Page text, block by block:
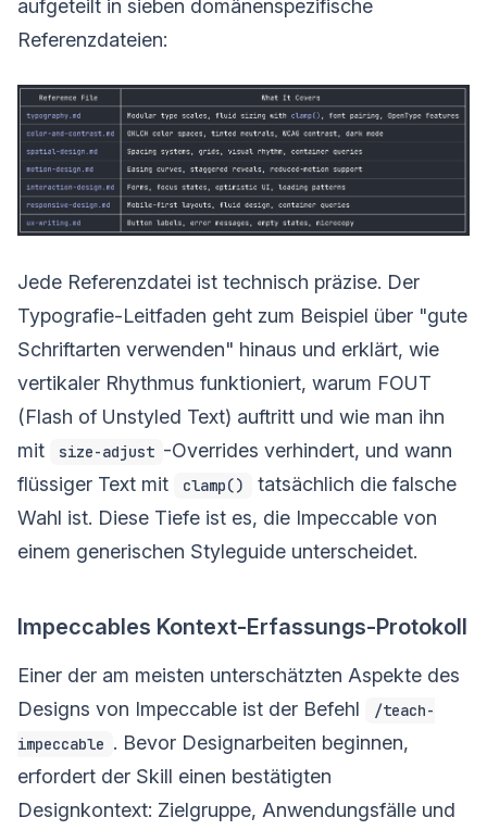
aufgeteilt in sieben domänenspezifische
Referenzdateien:
Jede Referenzdatei ist technisch präzise. Der
Typografie-Leitfaden geht zum Beispiel über "gute
Schriftarten verwenden" hinaus und erklärt, wie
vertikaler Rhythmus funktioniert, warum FOUT
(Flash of Unstyled Text) auftritt und wie man ihn
mit
size-adjust -Overrides verhindert, und wann
flüssiger Text mit
clamp()
tatsächlich die falsche
Wahl ist. Diese Tiefe ist es, die Impeccable von
einem generischen Styleguide unterscheidet.
Impeccables Kontext-Erfassungs-Protokoll
Einer der am meisten unterschätzten Aspekte des
Designs von Impeccable ist der Befehl
/teach-
impeccable . Bevor Designarbeiten beginnen,
erfordert der Skill einen bestätigten
Designkontext: Zielgruppe, Anwendungsfälle und